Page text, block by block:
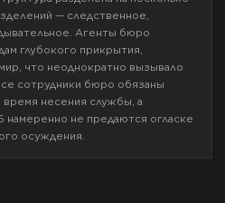
— следственное,
Агенты бюро
глубокого прикрытия,
что неоднократно вызывало
сотрудники бюро обязаны
время несения службы, а
не предаются огласке
осуждения.